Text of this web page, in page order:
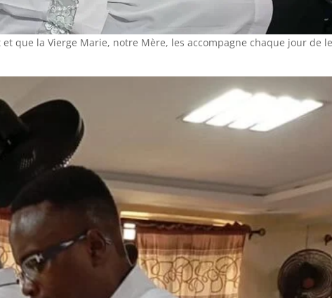
que la Vierge Marie, notre Mère, les accompagne chaque jour de